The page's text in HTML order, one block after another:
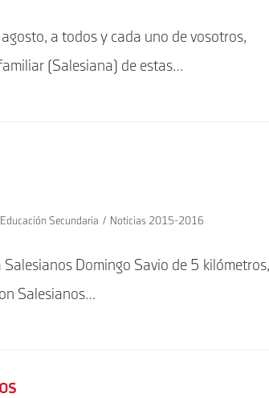
a todos y cada uno de vosotros,
(Salesiana) de estas…
Educación Secundaria / Noticias 2015-2016
Domingo Savio de 5 kilómetros,
Salesianos…